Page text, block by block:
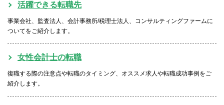
活躍できる転職先
事業会社、監査法人、会計事務所/税理士法人、コンサルティングファームに
ついてをご紹介します。
女性会計士の転職
復職する際の注意点や転職のタイミング、オススメ求人や転職成功事例をご
紹介します。